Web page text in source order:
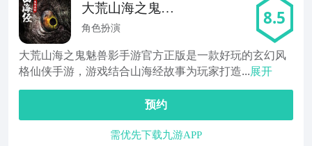
大荒山海之鬼魅
兽影
角色扮演 8.5
大荒山海之鬼魅兽影手游官方正版是一款好玩的玄幻风
格仙侠手游，游戏结合山海经故事为玩家打造...展开
预约
需优先下载九游APP